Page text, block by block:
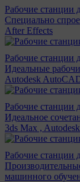
Рабочие станции
Специально
After Effects
Рабочие станции
Идеальные
Autodesk
Рабочие станции
Идеальное
3ds Max ,
Рабочие станции
машинного